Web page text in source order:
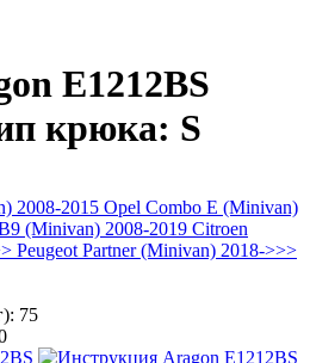
E1212BS
крюка: S
2008-2015 Opel Combo E (Minivan)
(Minivan) 2008-2019 Citroen
Peugeot Partner (Minivan) 2018->>>
75